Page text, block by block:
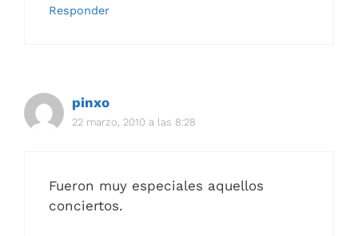
Responder
pinxo
22 marzo, 2010 a las 8:28
Fueron muy especiales aquellos
conciertos.